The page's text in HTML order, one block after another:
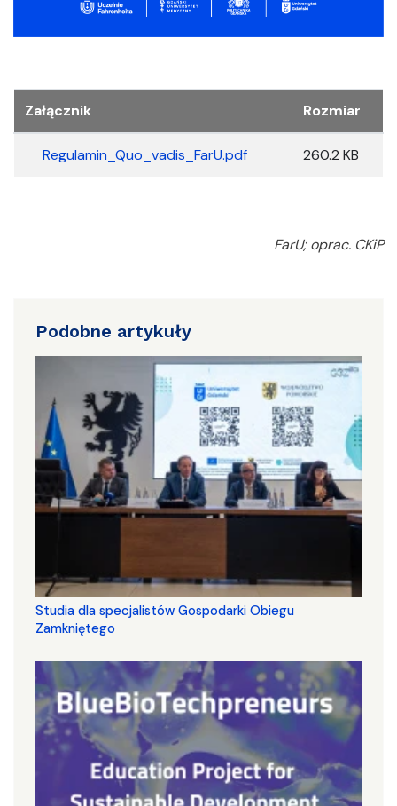
Załącznik Rozmiar
Regulamin_Quo_vadis_FarU.pdf 260.2 KB
FarU; oprac. CKiP
Podobne artykuły
Studia dla specjalistów Gospodarki Obiegu
Zamkniętego